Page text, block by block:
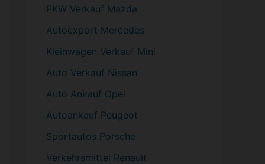
PKW Verkauf Mazda
Autoexport Mercedes
Kleinwagen Verkauf Mini
Auto Verkauf Nissan
Auto Ankauf Opel
Autoankauf Peugeot
Sportautos Porsche
Verkehrsmittel Renault